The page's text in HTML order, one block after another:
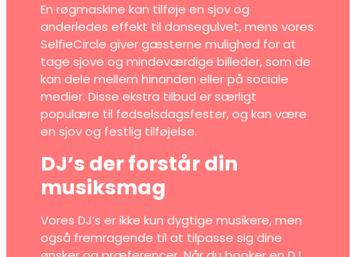
En røgmaskine kan tilføje en sjov og
anderledes effekt til dansegulvet, mens vores
SelfieCircle giver gæsterne mulighed for at
tage sjove og mindeværdige billeder, som de
kan dele mellem hinanden eller på sociale
medier. Disse ekstra tilbud er særligt
populære til fødselsdagsfester, og kan være
en sjov og festlig tilføjelse.
DJ’s der forstår din
musiksmag
Vores DJ’s er ikke kun dygtige musikere, men
også fremragende til at tilpasse sig dine